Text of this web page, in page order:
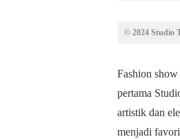
© 2024 Studio
Fashion
pertama
artistik dan
menjadi